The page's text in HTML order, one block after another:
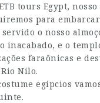
tours Egypt,
para
o nosso
inacabado, e o
faraônicas e
Nilo.
egípcios